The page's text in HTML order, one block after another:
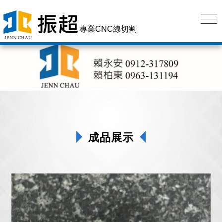
專業CNC線切割
成品展示